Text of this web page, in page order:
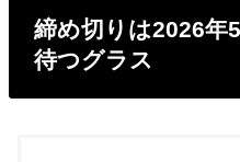
締め切りは2026年
待つグラス